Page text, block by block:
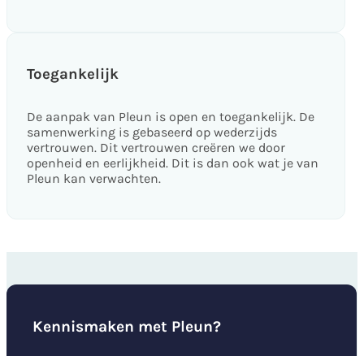
Toegankelijk
De aanpak van Pleun is open en toegankelijk. De
samenwerking is gebaseerd op wederzijds
vertrouwen. Dit vertrouwen creëren we door
openheid en eerlijkheid. Dit is dan ook wat je van
Pleun kan verwachten.
Kennismaken met Pleun?